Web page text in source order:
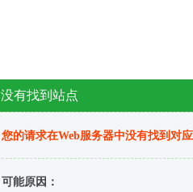
没有找到站点
您的请求在Web服务器中没有找到对
可能原因：